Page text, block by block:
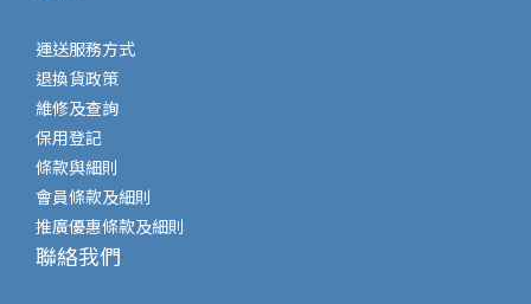
運送服務方式
退換貨政策
維修及查詢
保用登記
條款與細則
會員條款及細則
推廣優惠條款及細則
聯絡我們